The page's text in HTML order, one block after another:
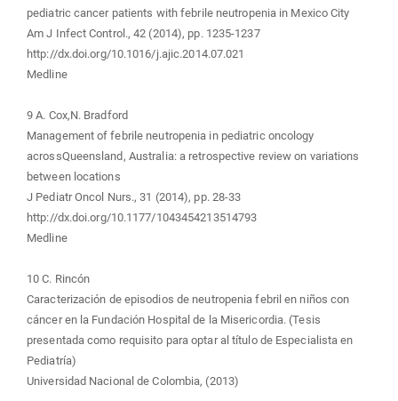
pediatric cancer patients with febrile neutropenia in Mexico City
Am J Infect Control., 42 (2014), pp. 1235-1237
http://dx.doi.org/10.1016/j.ajic.2014.07.021
Medline
9 A. Cox,N. Bradford
Management of febrile neutropenia in pediatric oncology
acrossQueensland, Australia: a retrospective review on variations
between locations
J Pediatr Oncol Nurs., 31 (2014), pp. 28-33
http://dx.doi.org/10.1177/1043454213514793
Medline
10 C. Rincón
Caracterización de episodios de neutropenia febril en niños con
cáncer en la Fundación Hospital de la Misericordia. (Tesis
presentada como requisito para optar al título de Especialista en
Pediatría)
Universidad Nacional de Colombia, (2013)